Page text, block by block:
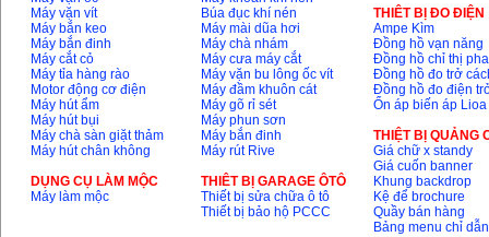
Máy vặn vít
Máy bắn keo
Máy bắn đinh
Máy cắt cỏ
Máy tỉa hàng rào
Motor động cơ điện
Máy hút ẩm
Máy hút bụi
Máy chà sàn giặt thảm
Máy hút chân không
DỤNG CỤ LÀM MỘC
Máy làm mộc
Búa đục khí nén
Máy mài dũa hơi
Máy chà nhám
Máy cưa máy cắt
Máy vặn bu lông ốc vít
Máy đầm khuôn cát
Máy gõ rỉ sét
Máy phun sơn
Máy bắn đinh
Máy rút Rive
THIÊT BỊ GARAGE ÔTÔ
Thiết bị sửa chữa ô tô
Thiết bị bảo hộ PCCC
THIÊT BỊ ĐO ĐIỆN
Ampe Kìm
Đồng hồ vạn năng
Đồng hồ chỉ thị pha
Đồng hồ đo trở
Đồng hồ đo điện
Ổn áp biến áp Lioa
THIỆT BỊ QUẢNG
Giá chữ x standy
Giá cuốn banner
Khung backdrop
Kệ để brochure
Quầy bán hàng
Bảng menu chỉ dẫn